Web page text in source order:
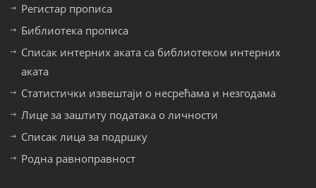
Регистар прописа
Библиотека прописа
Списак интерних аката са библиотеком интерних
аката
Статистички извештаји о несрећама и незгодама
Лице за заштиту података о личности
Списак лица за подршку
Родна равноправност